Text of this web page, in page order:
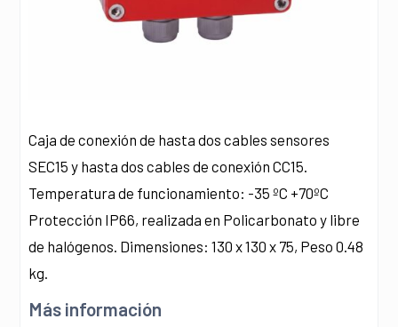
Caja de conexión de hasta dos cables sensores
SEC15 y hasta dos cables de conexión CC15.
Temperatura de funcionamiento: -35 ºC +70ºC
Protección IP66, realizada en Policarbonato y libre
de halógenos. Dimensiones: 130 x 130 x 75, Peso 0.48
kg.
Más información